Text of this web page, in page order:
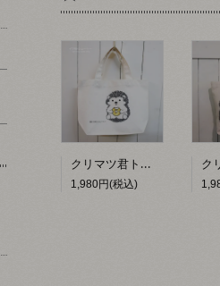
クリマツ君トートバッグ(ドーナツ)【イワモトシューヘー】
1,980円(税込)